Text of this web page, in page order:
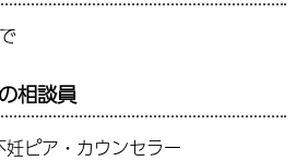
相談員
ピア・カウンセラー